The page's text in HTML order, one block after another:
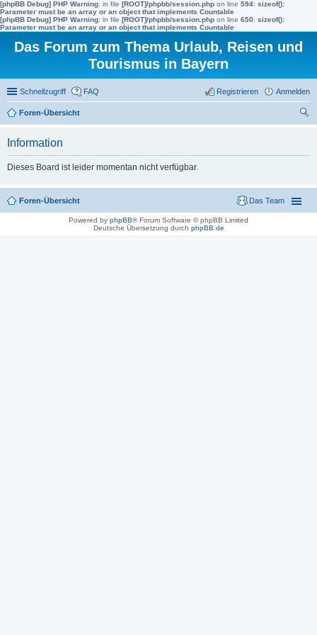
[phpBB Debug] PHP Warning: in file [ROOT]/phpbb/session.php on line 594: sizeof():
Parameter must be an array or an object that implements Countable
[phpBB Debug] PHP Warning: in file [ROOT]/phpbb/session.php on line 650: sizeof():
Parameter must be an array or an object that implements Countable
Das Forum zum Thema Urlaub, Reisen und
Tourismus in Bayern
Schnellzugriff FAQ Anmelden
Registrieren
Foren-Übersicht
Information
Dieses Board ist leider momentan nicht verfügbar.
Foren-Übersicht Das Team
Powered by phpBB® Forum Software © phpBB Limited
Deutsche Übersetzung durch phpBB.de